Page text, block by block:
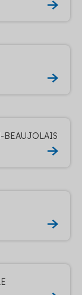
BEAUJOLAIS